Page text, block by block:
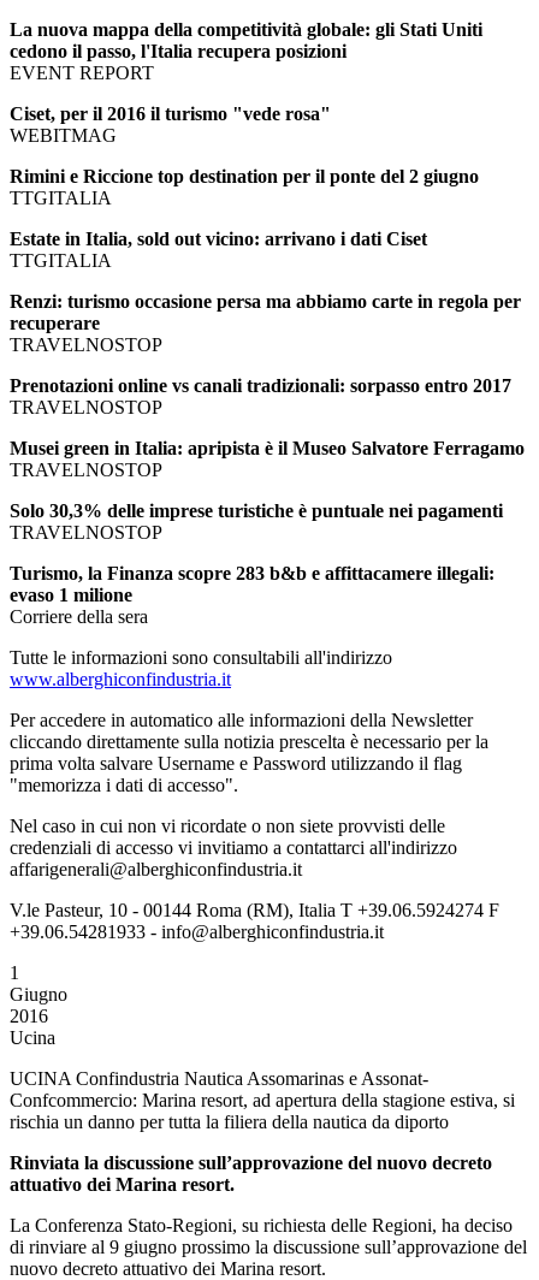
La nuova mappa della competitività globale: gli Stati Uniti
cedono il passo, l'Italia recupera posizioni
EVENT REPORT
Ciset, per il 2016 il turismo "vede rosa"
WEBITMAG
Rimini e Riccione top destination per il ponte del 2 giugno
TTGITALIA
Estate in Italia, sold out vicino: arrivano i dati Ciset
TTGITALIA
Renzi: turismo occasione persa ma abbiamo carte in regola per
recuperare
TRAVELNOSTOP
Prenotazioni online vs canali tradizionali: sorpasso entro 2017
TRAVELNOSTOP
Musei green in Italia: apripista è il Museo Salvatore Ferragamo
TRAVELNOSTOP
Solo 30,3% delle imprese turistiche è puntuale nei pagamenti
TRAVELNOSTOP
Turismo, la Finanza scopre 283 b&b e affittacamere illegali:
evaso 1 milione
Corriere della sera
Tutte le informazioni sono consultabili all'indirizzo
www.alberghiconfindustria.it
Per accedere in automatico alle informazioni della Newsletter
cliccando direttamente sulla notizia prescelta è necessario per la
prima volta salvare Username e Password utilizzando il flag
"memorizza i dati di accesso".
Nel caso in cui non vi ricordate o non siete provvisti delle
credenziali di accesso vi invitiamo a contattarci all'indirizzo
affarigenerali@alberghiconfindustria.it
V.le Pasteur, 10 - 00144 Roma (RM), Italia T +39.06.5924274 F
+39.06.54281933 - info@alberghiconfindustria.it
1
Giugno
2016
Ucina
UCINA Confindustria Nautica Assomarinas e Assonat-
Confcommercio: Marina resort, ad apertura della stagione estiva, si
rischia un danno per tutta la filiera della nautica da diporto
Rinviata la discussione sull’approvazione del nuovo decreto
attuativo dei Marina resort.
La Conferenza Stato-Regioni, su richiesta delle Regioni, ha deciso
di rinviare al 9 giugno prossimo la discussione sull’approvazione del
nuovo decreto attuativo dei Marina resort.